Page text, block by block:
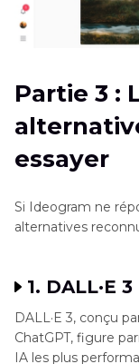
Partie 3 :
essayer
Si Ideogram ne
alternatives
1. DALL·E 3
DALL·E 3, conçu
ChatGPT, figure
IA les plus